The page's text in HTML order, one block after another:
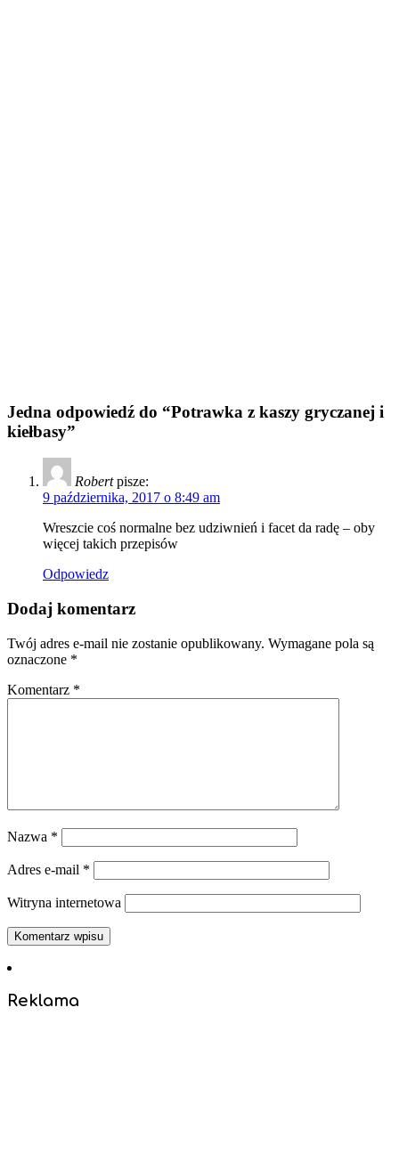
Jedna odpowiedź do “Potrawka z kaszy gryczanej i
kiełbasy”
Robert pisze:
9 października, 2017 o 8:49 am
Wreszcie coś normalne bez udziwnień i facet da radę – oby
więcej takich przepisów
Odpowiedz
Dodaj komentarz
Twój adres e-mail nie zostanie opublikowany. Wymagane pola są
oznaczone *
Komentarz *
Nazwa *
Adres e-mail *
Witryna internetowa
Reklama